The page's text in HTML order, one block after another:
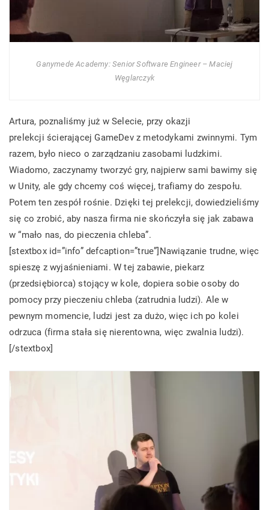
Ganymede Academy: Senior Software Engineer – Maciej
Węglarczyk
Artura, poznaliśmy już w Selecie, przy okazji
prelekcji ścierającej GameDev z metodykami zwinnymi. Tym
razem, było nieco o zarządzaniu zasobami ludzkimi.
Wiadomo, zaczynamy tworzyć gry, najpierw sami bawimy się
w Unity, ale gdy chcemy coś więcej, trafiamy do zespołu.
Potem ten zespół rośnie. Dzięki tej prelekcji, dowiedzieliśmy
się co zrobić, aby nasza firma nie skończyła się jak zabawa
w “mało nas, do pieczenia chleba”.
[stextbox id=”info” defcaption=”true”]Nawiązanie trudne, więc
spieszę z wyjaśnieniami. W tej zabawie, piekarz
(przedsiębiorca) stojący w kole, dopiera sobie osoby do
pomocy przy pieczeniu chleba (zatrudnia ludzi). Ale w
pewnym momencie, ludzi jest za dużo, więc ich po kolei
odrzuca (firma stała się nierentowna, więc zwalnia ludzi).
[/stextbox]